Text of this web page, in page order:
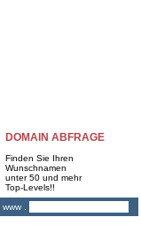
DOMAIN ABFRAGE
Finden Sie Ihren
Wunschnamen
unter 50 und mehr
Top-Levels!!
www .